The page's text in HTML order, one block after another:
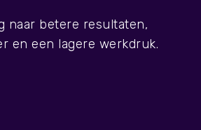
naar betere resultaten,
en een lagere werkdruk.